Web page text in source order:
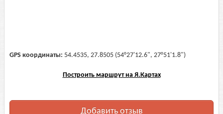
GPS координаты: 54.4535, 27.8505 (54°27'12.6", 27°51'1.8")
Построить маршрут на Я.Картах
Добавить отзыв